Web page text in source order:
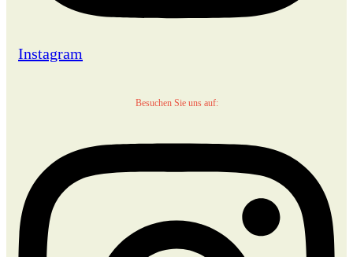
Instagram
Besuchen Sie uns auf: